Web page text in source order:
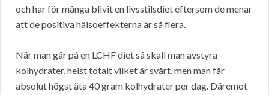
och har för många blivit en livsstilsdiet eftersom de menar
att de positiva hälsoeffekterna är så flera.
När man går på en LCHF diet så skall man avstyra
kolhydrater, helst totalt vilket är svårt, men man får
absolut högst äta 40 gram kolhydrater per dag. Däremot